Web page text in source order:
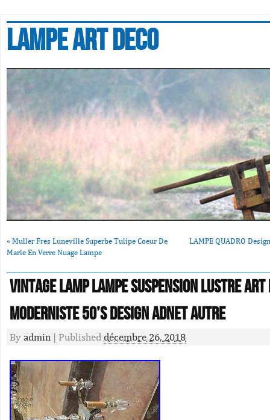
Lampe art deco
« Muller Fres Luneville Superbe Tulipe Coeur De
Marie En Verre Nuage Lampe
LAMPE QUADRO
Vintage lamp Lampe suspension lustre art
moderniste 50’s design Adnet autre
By admin | Published décembre 26, 2018